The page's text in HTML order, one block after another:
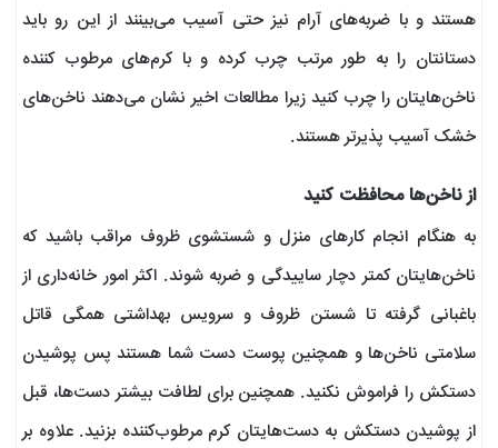
هستند و با ضربه‌های آرام نیز حتی آسیب می‌بینند از این رو باید
دستانتان را به طور مرتب چرب کرده و با کرم‌های مرطوب کننده
ناخن‌هایتان را چرب کنید زیرا مطالعات اخیر نشان می‌دهند ناخن‌های
خشک آسیب پذیر‌تر هستند.
از ناخن‌ها محافظت کنید
به هنگام انجام کارهای منزل و شستشوی ظروف مراقب باشید که
ناخن‌هایتان کمتر دچار ساییدگی و ضربه شوند. اکثر امور خانه‌داری از
باغبانی گرفته تا شستن ظروف و سرویس بهداشتی همگی قاتل
سلامتی ناخن‌ها و همچنین پوست دست شما هستند پس پوشیدن
دستکش را فراموش نکنید. همچنین برای لطافت بیشتر دست‌ها، قبل
از پوشیدن دستکش به دست‌هایتان کرم مرطوب‌کننده بزنید. علاوه بر